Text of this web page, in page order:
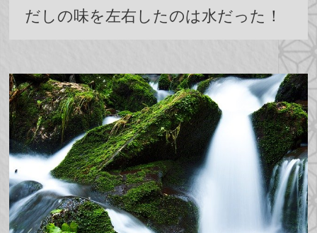
だしの味を左右したのは水だった！